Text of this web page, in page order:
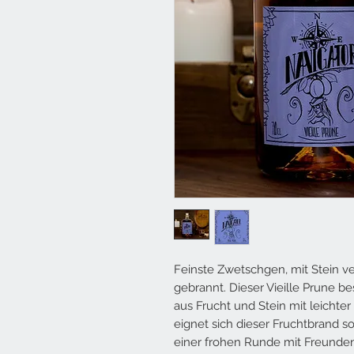
Feinste Zwetschgen, mit Stein
gebrannt. Dieser Vieille Prune
aus Frucht und Stein mit
eignet sich dieser Fruchtbrand
einer frohen Runde mit